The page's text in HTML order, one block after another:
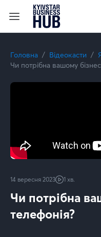
Головна Відеокасти
Чи потрібна вашому
14 вересня 2023 1 хв.
Чи потрібна
телефонія?
Як боротися з DDoS-